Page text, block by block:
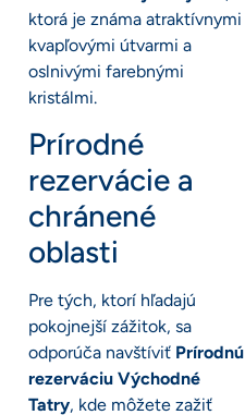
ktorá je známa atraktívnymi
kvapľovými útvarmi a
oslnivými farebnými
kristálmi.
Prírodné
rezervácie a
chránené
oblasti
Pre tých, ktorí hľadajú
pokojnejší zážitok, sa
odporúča navštíviť Prírodnú
rezerváciu Východné
Tatry, kde môžete zažiť